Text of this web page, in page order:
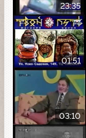
23:35
01:51
03:10